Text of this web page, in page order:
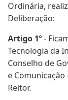
Ordinária,
Deliberação:
Artigo 1º-
Tecnologia da
Conselho de
e Comunicação
Reitor.